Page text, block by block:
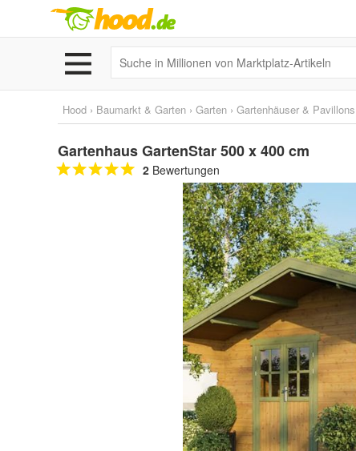
Hood › Baumarkt & Garten › Garten › Gartenhäuser & Pavillons
Gartenhaus GartenStar 500 x 400 cm
2 Bewertungen